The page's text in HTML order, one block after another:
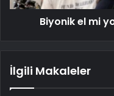
Biyonik el mi
İlgili Makaleler